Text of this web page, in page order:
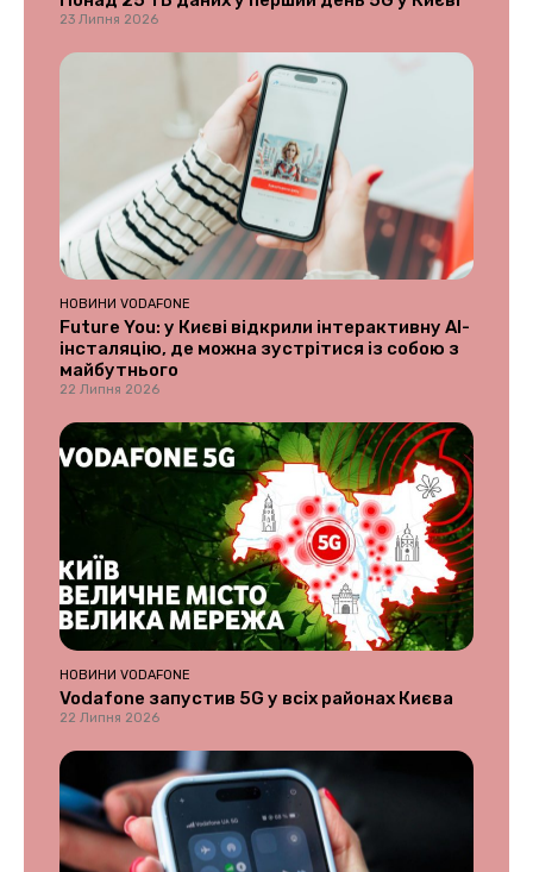
23 Липня 2026
НОВИНИ VODAFONE
Future You: у Києві відкрили інтерактивну AI-
інсталяцію, де можна зустрітися із собою з
майбутнього
22 Липня 2026
НОВИНИ VODAFONE
Vodafone запустив 5G у всіх районах Києва
22 Липня 2026